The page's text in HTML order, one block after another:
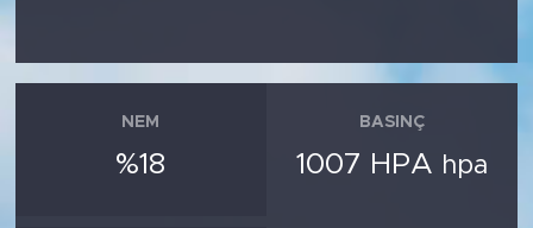
NEM
%18
BASINÇ
1007 HPA hpa